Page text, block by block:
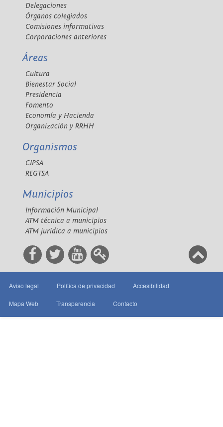
Delegaciones
Órganos colegiados
Comisiones informativas
Corporaciones anteriores
Áreas
Cultura
Bienestar Social
Presidencia
Fomento
Economía y Hacienda
Organización y RRHH
Organismos
CIPSA
REGTSA
Municipios
Información Municipal
ATM técnica a municipios
ATM jurídica a municipios
Aviso legal Política de privacidad Accesibilidad
Mapa Web Transparencia Contacto